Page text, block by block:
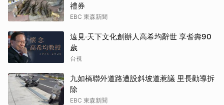
禮券
EBC 東森新聞
遠見‧天下文化創辦人高希均辭世 享耆壽90
歲
台視
九如橋聯外道路遭設斜坡道惹議 里長勸導拆
除
EBC 東森新聞